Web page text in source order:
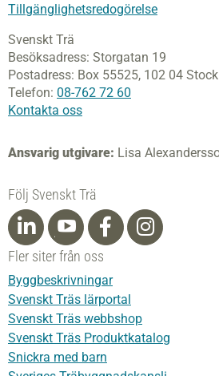
Tillgänglighetsredogörelse
Svenskt Trä
Besöksadress: Storgatan 19
Postadress: Box 55525, 102 04
Telefon: 08-762 72 60
Kontakta oss
Ansvarig utgivare: Lisa
Följ Svenskt Trä
Fler siter från oss
Byggbeskrivningar
Svenskt Träs lärportal
Svenskt Träs webbshop
Svenskt Träs Produktkatalog
Snickra med barn